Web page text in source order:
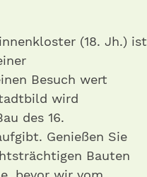
(18. Jh.) ist
Besuch wert
wird
des 16.
Genießen Sie
Bauten